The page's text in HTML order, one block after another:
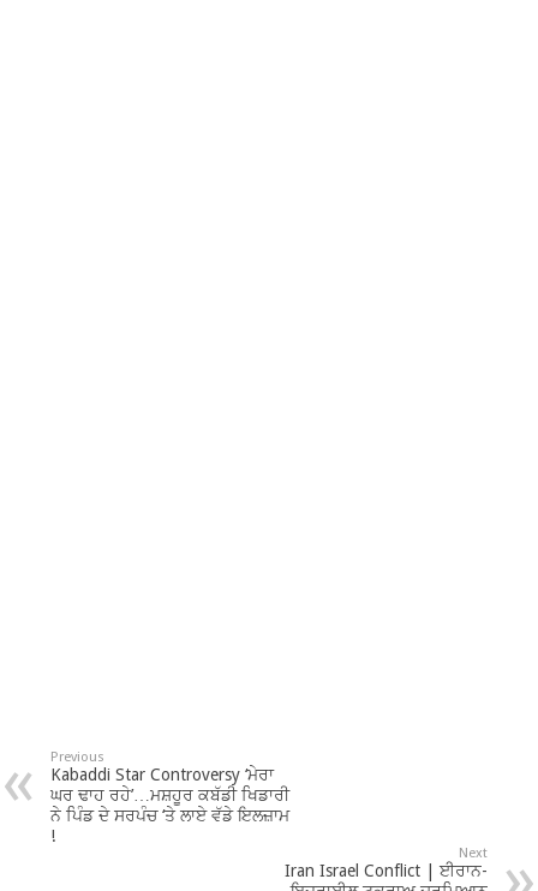
Previous
Kabaddi Star Controversy ‘ਮੇਰਾ
ਘਰ ਢਾਹ ਰਹੇ’…ਮਸ਼ਹੂਰ ਕਬੱਡੀ ਖਿਡਾਰੀ
ਨੇ ਪਿੰਡ ਦੇ ਸਰਪੰਚ ‘ਤੇ ਲਾਏ ਵੱਡੇ ਇਲਜ਼ਾਮ
!
Next
Iran Israel Conflict | ਈਰਾਨ-